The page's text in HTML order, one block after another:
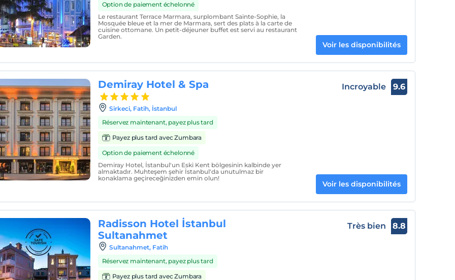
Option de paiement échelonné
Le restaurant Terrace Marmara, surplombant Sainte-Sophie, la
Mosquée bleue et la mer de Marmara, sert des plats à la carte de
cuisine ottomane. Un petit-déjeuner buffet est servi au restaurant
Garden.
Voir les disponibilités
Demiray Hotel & Spa
Sirkeci, Fatih, İstanbul
Réservez maintenant, payez plus tard
Payez plus tard avec Zumbara
Option de paiement échelonné
Demiray Hotel, İstanbul'un Eski Kent bölgesinin kalbinde yer
almaktadır. Muhteşem şehir İstanbul'da unutulmaz bir
konaklama geçireceğinizden emin olun!
Incroyable 9.6
Voir les disponibilités
Radisson Hotel İstanbul
Sultanahmet
Sultanahmet, Fatih
Réservez maintenant, payez plus tard
Payez plus tard avec Zumbara
Très bien 8.8